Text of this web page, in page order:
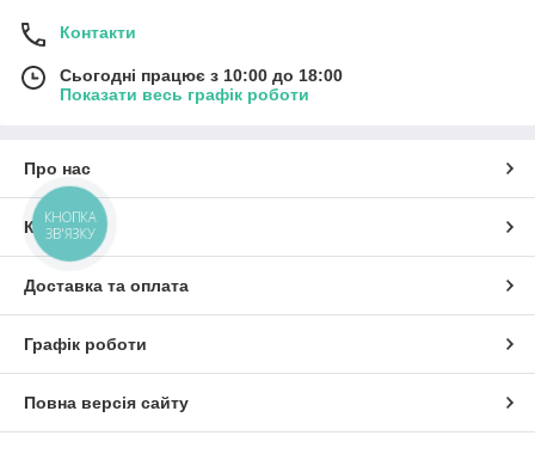
Контакти
Сьогодні працює з 10:00 до 18:00
Показати весь графік роботи
Про нас
Контакти
Доставка та оплата
Графік роботи
Повна версія сайту
КНОПКА
ЗВ'ЯЗКУ